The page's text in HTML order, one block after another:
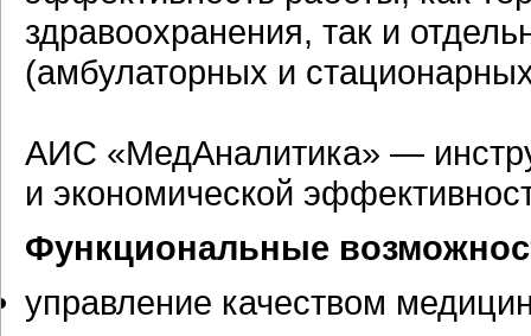
здравоохранения, так и
(амбулаторных и
АИС «МедАналитика» —
и экономической
Функциональные
управление качеством